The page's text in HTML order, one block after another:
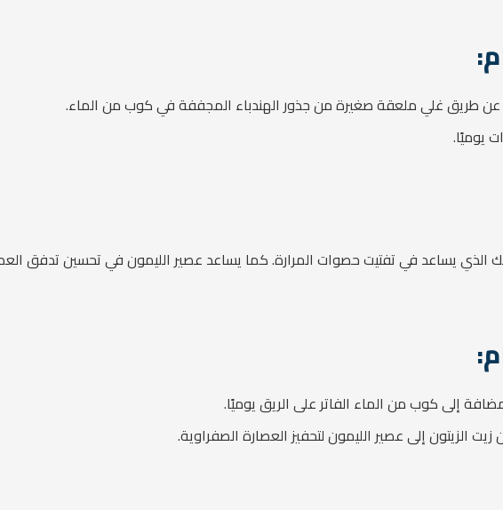
عن طريق غلي ملعقة صغيرة من جذور الهندباء المجففة في كوب من الماء.
الذي يساعد في تفتيت حصوات المرارة. كما يساعد عصير الليمون في تحسين تدفق
إلى كوب من الماء الفاتر على الريق يوميًا.
الزيتون إلى عصير الليمون لتحفيز العصارة الصفراوية.